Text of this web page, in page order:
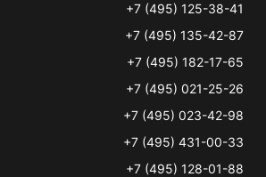
+7 (495) 125-38-41
+7 (495) 135-42-87
+7 (495) 182-17-65
+7 (495) 021-25-26
+7 (495) 023-42-98
+7 (495) 431-00-33
+7 (495) 128-01-88